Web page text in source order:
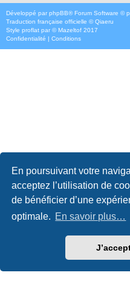
En poursuivant votre
acceptez l’utilisation de
de bénéficier d’une
optimale. En savoir plus…
Développé par phpBB® Forum Software ©
Traduction française officielle ©Qiaeru
Style proflat par ©Mazeltof 2017
Confidentialité | Conditions